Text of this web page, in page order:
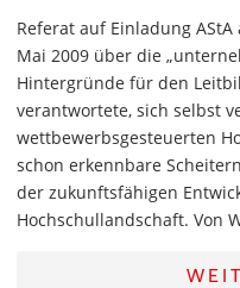
Referat auf Einladung
Mai 2009 über die
Hintergründe für den
verantwortete, sich selbst
wettbewerbsgesteuerten
schon erkennbare
der zukunftsfähigen
Hochschullandschaft. Von